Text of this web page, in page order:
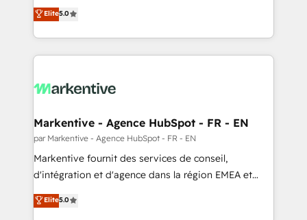
into a revenue engine. Our unified ecosystem
includes specialized divisions Globalia (AI &
Software) and Point Success Media (Paid Media),
making this the official home for all three brands. 🔄
and system integrations powered by Globalia’s
trainers to drive platform adoption. 📈 Revenue
Generation - Full-funnel marketing and high-
performance advertising via Point Success Media. -
Expert deployment of Breeze AI and custom agents
accreditations and deep HIPAA-compliance
Elite5.0
Markentive - Agence HubSpot - FR - EN
par Markentive - Agence HubSpot - FR - EN
Markentive fournit des services de conseil,
d'intégration et d'agence dans la région EMEA et
North America. Avec plus de 115 experts en
marketing automation, Growth, Revops, CRM et
Elite5.0